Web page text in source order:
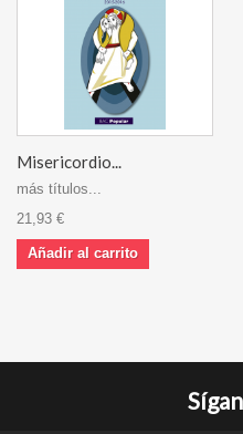
Misericordio...
más títulos...
21,93 €
Añadir al carrito